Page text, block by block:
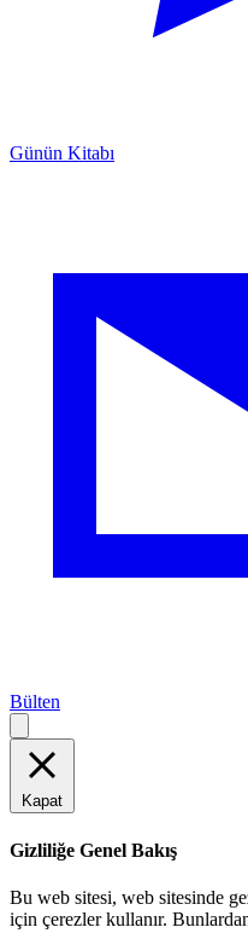
Günün Kitabı
Bülten
Kapat
Gizliliğe Genel Bakış
Bu web sitesi, web sitesinde
için çerezler kullanır.